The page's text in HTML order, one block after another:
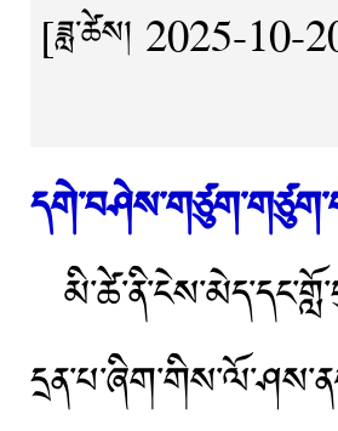
[ཟླ་ཚེས། 2025-10-